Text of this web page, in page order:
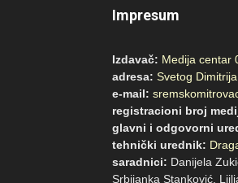
Impresum
Izdavač: Medija centar
adresa: Svetog
e-mail:
registracioni broj
glavni i odgovorni
tehnički urednik:
saradnici: Danijela
Srbijanka Stanković,